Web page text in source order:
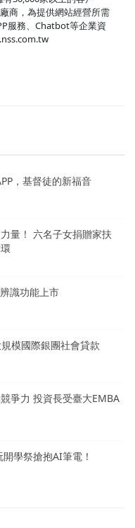
商，為提供網站經營所需
服務、Chatbot等企業資
，基督徒的新福音
量！ 六名子女捐贈家扶
識功能上市
模國際銀團社會貸款
爭力 投資長受臺大EMBA
學祭搶抱AI筆電！